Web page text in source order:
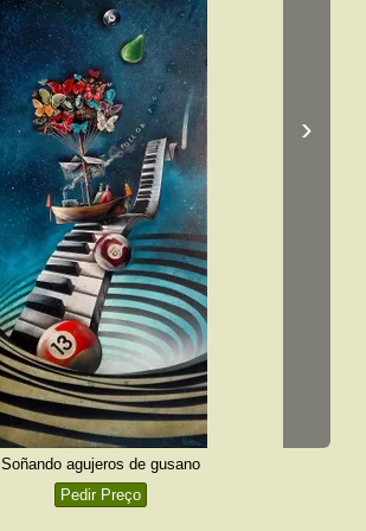
›
Soñando agujeros de gusano
Pedir Preço